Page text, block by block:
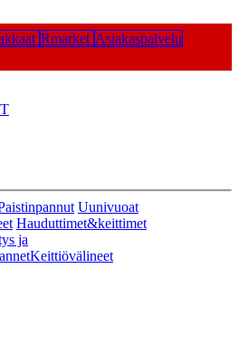
Rmarket Asiakaspalvelu
Uunivuoat
Hauduttimet&keittimet
ja
Keittiövälineet